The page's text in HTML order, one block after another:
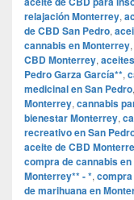
relajación Monterrey,
de CBD San Pedro,
cannabis en Monterrey,
CBD Monterrey,
Pedro Garza García**,
medicinal en San Pedro,
Monterrey, cannabis
bienestar Monterrey,
recreativo en San
aceite de CBD
compra de cannabis en
Monterrey** - *,
de marihuana en